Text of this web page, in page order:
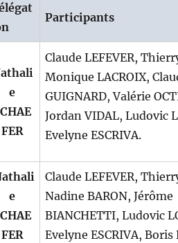
Participants
e
FER
Claude LEFEVER,
Monique LACROIX,
GUIGNARD, Valérie
Jordan VIDAL, Ludovic
Evelyne ESCRIVA.
e
FER
Claude LEFEVER,
Nadine BARON, Jérôme
BIANCHETTI, Ludovic
Evelyne ESCRIVA, Boris